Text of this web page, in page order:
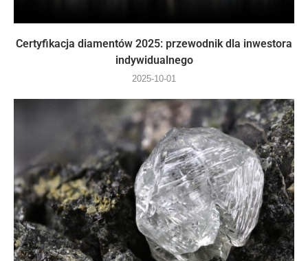
Certyfikacja diamentów 2025: przewodnik dla inwestora
indywidualnego
2025-10-01